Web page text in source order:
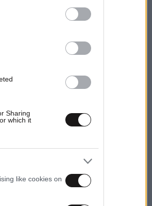
Sharing
which it
like cookies on
53 μg/